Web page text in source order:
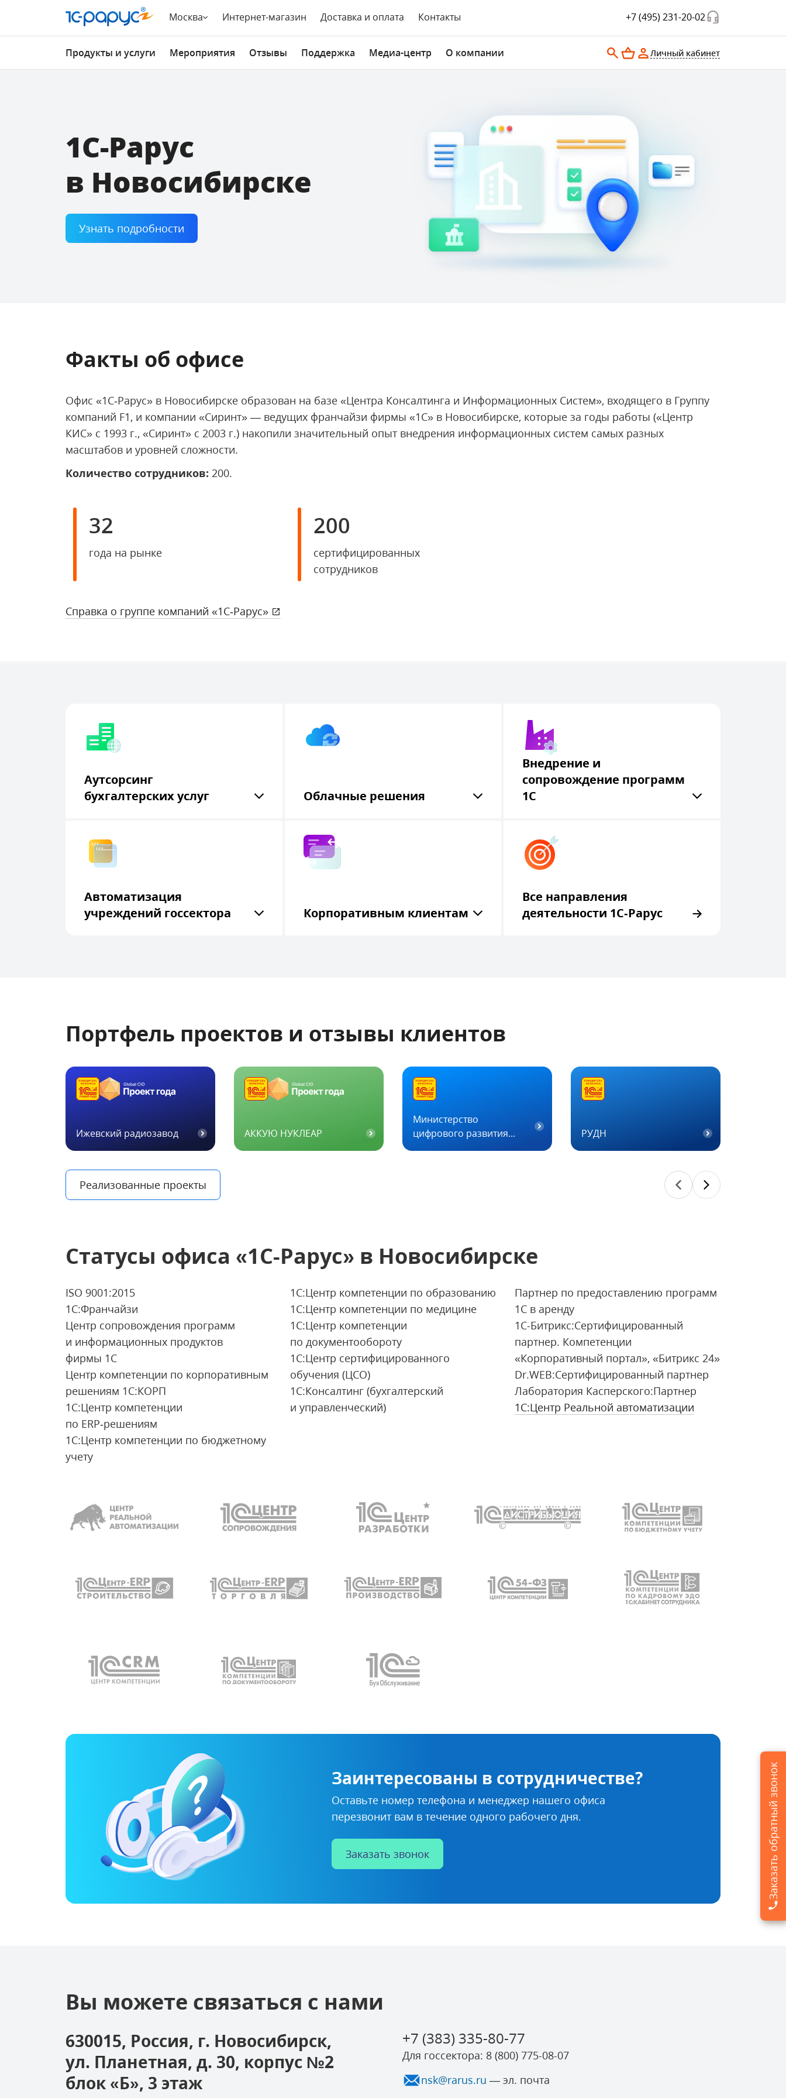
Москва Интернет-магазин Доставка и оплата Контакты +7 (495) 231-20-02
Продукты и услуги Мероприятия Отзывы Поддержка Медиа-центр О компании Личный кабинет
1С-Рарус
в Новосибирске
Узнать подробности
Факты об офисе
Офис «1С‑Рарус» в Новосибирске образован на базе «Центра Консалтинга и Информационных Систем», входящего в Группу
компаний F1, и компании «Сиринт» — ведущих франчайзи фирмы «1С» в Новосибирске, которые за годы работы («Центр
КИС» с 1993 г., «Сиринт» с 2003 г.) накопили значительный опыт внедрения информационных систем самых разных
масштабов и уровней сложности.
Количество сотрудников: 200.
32
года на рынке
200
сертифицированных
сотрудников
Справка о группе компаний «1С‑Рарус»
Аутсорсинг
бухгалтерских услуг
Облачные решения
Внедрение и
сопровождение программ
1С
Автоматизация
учреждений госсектора
Корпоративным клиентам
Все направления
деятельности 1С‑Рарус
Портфель проектов и отзывы клиентов
Ижевский радиозавод АККУЮ НУКЛЕАР
Министерство
цифрового развития...
РУДН
Реализованные проекты
Статусы офиса «1С-Рарус» в Новосибирске
ISO 9001:2015
1С:Франчайзи
Центр сопровождения программ
и информационных продуктов
фирмы 1С
Центр компетенции по корпоративным
решениям 1С:КОРП
1С:Центр компетенции
по ERP‑решениям
1C:Центр компетенции по бюджетному
учету
1С:Центр компетенции по образованию
1С:Центр компетенции по медицине
1С:Центр компетенции
по документообороту
1С:Центр сертифицированного
обучения (ЦСО)
1С:Консалтинг (бухгалтерский
и управленческий)
Партнер по предоставлению программ
1С в аренду
1С-Битрикс:Сертифицированный
партнер. Компетенции
«Корпоративный портал», «Битрикс 24»
Dr.WEB:Сертифицированный партнер
Лаборатория Касперского:Партнер
1С:Центр Реальной автоматизации
Заинтересованы в сотрудничестве?
Оставьте номер телефона и менеджер нашего офиса
перезвонит вам в течение одного рабочего дня.
Заказать звонок
Вы можете связаться с нами
630015, Россия, г. Новосибирск,
ул. Планетная, д. 30, корпус №2
блок «Б», 3 этаж
+7 (383) 335-80-77
Для госсектора: 8 (800) 775-08-07
nsk@rarus.ru — эл. почта
Заказать обратный звонок